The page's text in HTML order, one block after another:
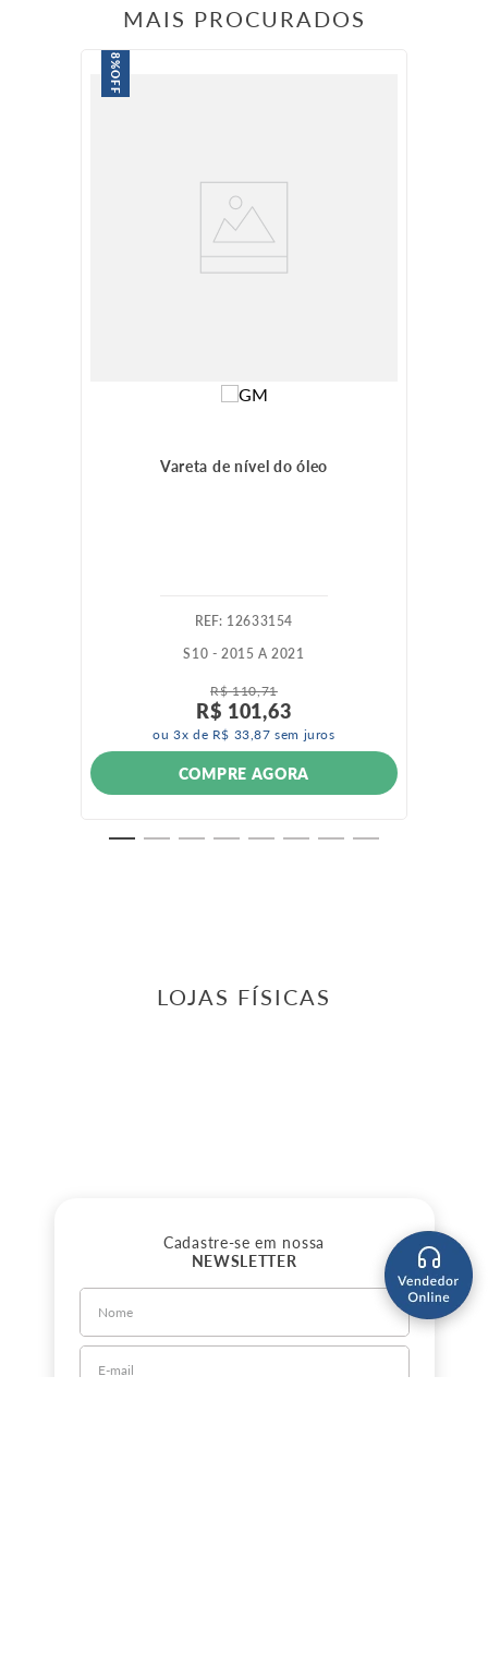
MAIS PROCURADOS
8%
OFF
Vareta de nível do óleo
: 12633154
S10 - 2015 A 2021
R$ 110,71
R$ 101,63
ou3x de R$ 33,87 sem juros
COMPRE AGORA
LOJAS FÍSICAS
Cadastre-se em nossa
NEWSLETTER